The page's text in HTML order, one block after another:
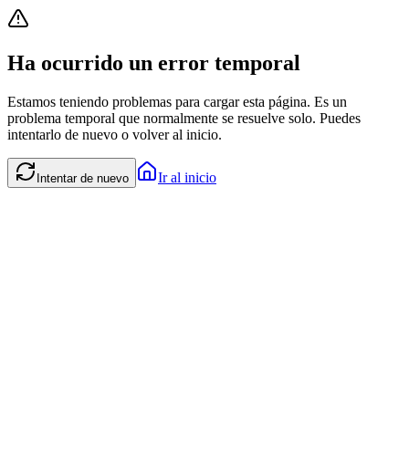
Ha ocurrido un error temporal
Estamos teniendo problemas para cargar esta página. Es un
problema temporal que normalmente se resuelve solo. Puedes
intentarlo de nuevo o volver al inicio.
Intentar de nuevo Ir al inicio